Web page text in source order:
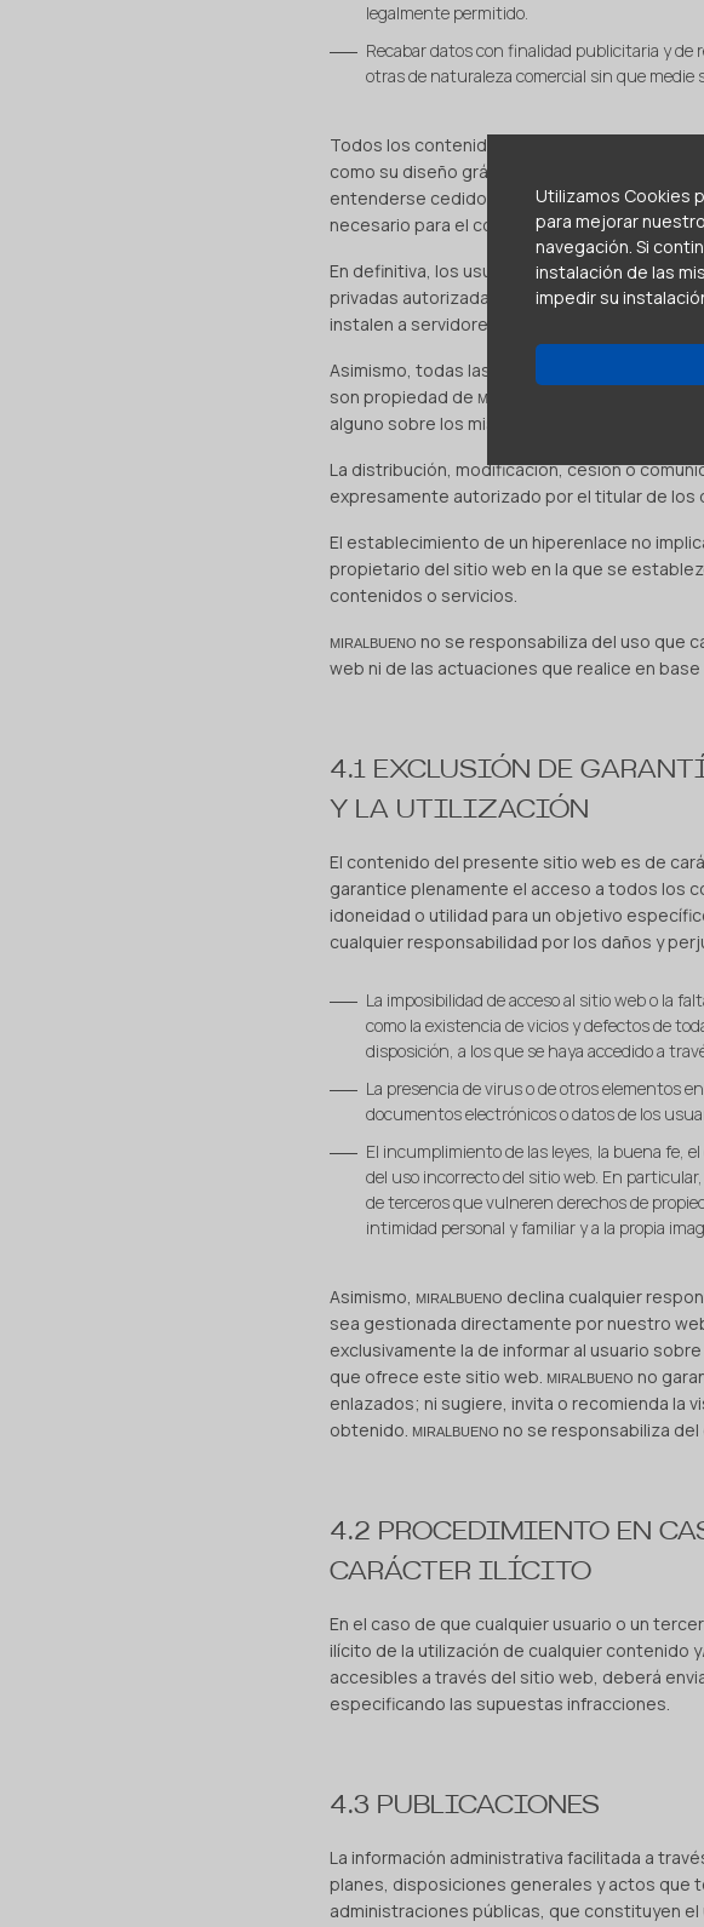
Utilizamos Cookies
para mejorar
navegación. Si
instalación de las
impedir su
legalmente permitido.
Recabar datos con finalidad publicitaria y
otras de naturaleza comercial sin que
Todos los contenidos del sitio web, como
como su diseño gráfico y códigos fuente,
entenderse cedidos al usuario ninguno de
necesario para el correcto uso de la web.
En definitiva, los usuarios que accedan a
privadas autorizadas siempre que los
instalen a servidores conectados a redes, ni
Asimismo, todas las marcas, nombres
son propiedad de MIRALBUENO
, sin que pueda
alguno sobre los mismos.
La distribución, modificación, cesión o
expresamente autorizado por el titular de
El establecimiento de un hiperenlace no
propietario del sitio web en la que se
contenidos o servicios.
MIRALBUENO no se responsabiliza del uso que
web ni de las actuaciones que realice en base
4.1 EXCLUSIÓN DE
Y LA UTILIZACIÓN
El contenido del presente sitio web es de
garantice plenamente el acceso a todos los
idoneidad o utilidad para un objetivo
cualquier responsabilidad por los daños y
La imposibilidad de acceso al sitio web o la
como la existencia de vicios y defectos de
disposición, a los que se haya accedido a
La presencia de virus o de otros elementos
documentos electrónicos o datos de los
El incumplimiento de las leyes, la buena fe,
del uso incorrecto del sitio web. En
de terceros que vulneren derechos de
intimidad personal y familiar y a la propia
Asimismo, MIRALBUENO declina cualquier
sea gestionada directamente por nuestro
exclusivamente la de informar al usuario
que ofrece este sitio web. MIRALBUENO no
enlazados; ni sugiere, invita o recomienda la
obtenido. MIRALBUENO no se responsabiliza
4.2 PROCEDIMIENTO EN
CARÁCTER ILÍCITO
En el caso de que cualquier usuario o un
ilícito de la utilización de cualquier contenido
accesibles a través del sitio web, deberá
especificando las supuestas infracciones.
4.3 PUBLICACIONES
La información administrativa facilitada a
planes, disposiciones generales y actos que
administraciones públicas, que constituyen